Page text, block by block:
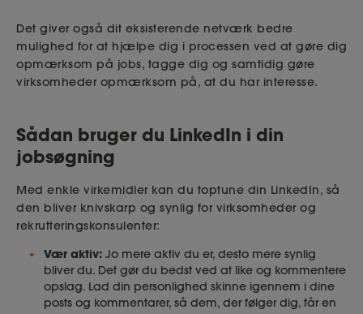
Det giver også dit eksisterende netværk bedre
mulighed for at hjælpe dig i processen ved at gøre dig
opmærksom på jobs, tagge dig og samtidig gøre
virksomheder opmærksom på, at du har interesse.
Sådan bruger du LinkedIn i din
jobsøgning
Med enkle virkemidler kan du toptune din LinkedIn, så
den bliver knivskarp og synlig for virksomheder og
rekrutteringskonsulenter:
Vær aktiv: Jo mere aktiv du er, desto mere synlig
bliver du. Det gør du bedst ved at like og kommentere
opslag. Lad din personlighed skinne igennem i dine
posts og kommentarer, så dem, der følger dig, får en